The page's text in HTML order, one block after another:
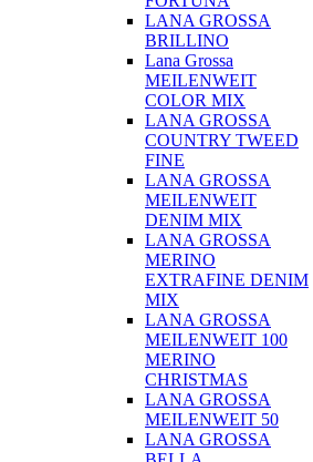
LANA GROSSA
BRILLINO
Lana Grossa
MEILENWEIT
COLOR MIX
LANA GROSSA
COUNTRY TWEED
FINE
LANA GROSSA
MEILENWEIT
DENIM MIX
LANA GROSSA
MERINO
EXTRAFINE DENIM
MIX
LANA GROSSA
MEILENWEIT 100
MERINO
CHRISTMAS
LANA GROSSA
MEILENWEIT 50
LANA GROSSA